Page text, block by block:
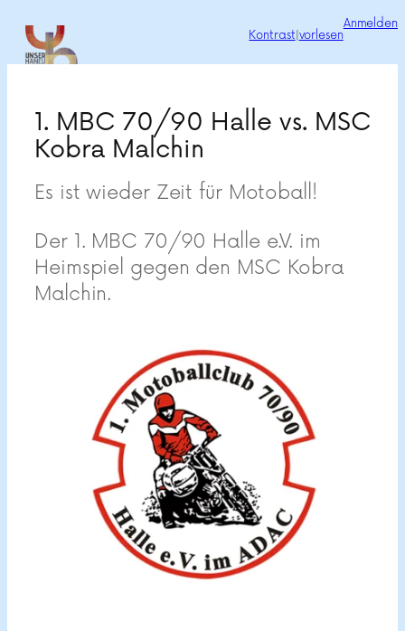
Zum
Inhalt
springen
Kontrast vorlesen
Anmelden
1. MBC 70/90 Halle vs. MSC
Kobra Malchin
Es ist wieder Zeit für Motoball!
Der 1. MBC 70/90 Halle e.V. im
Heimspiel gegen den MSC Kobra
Malchin.